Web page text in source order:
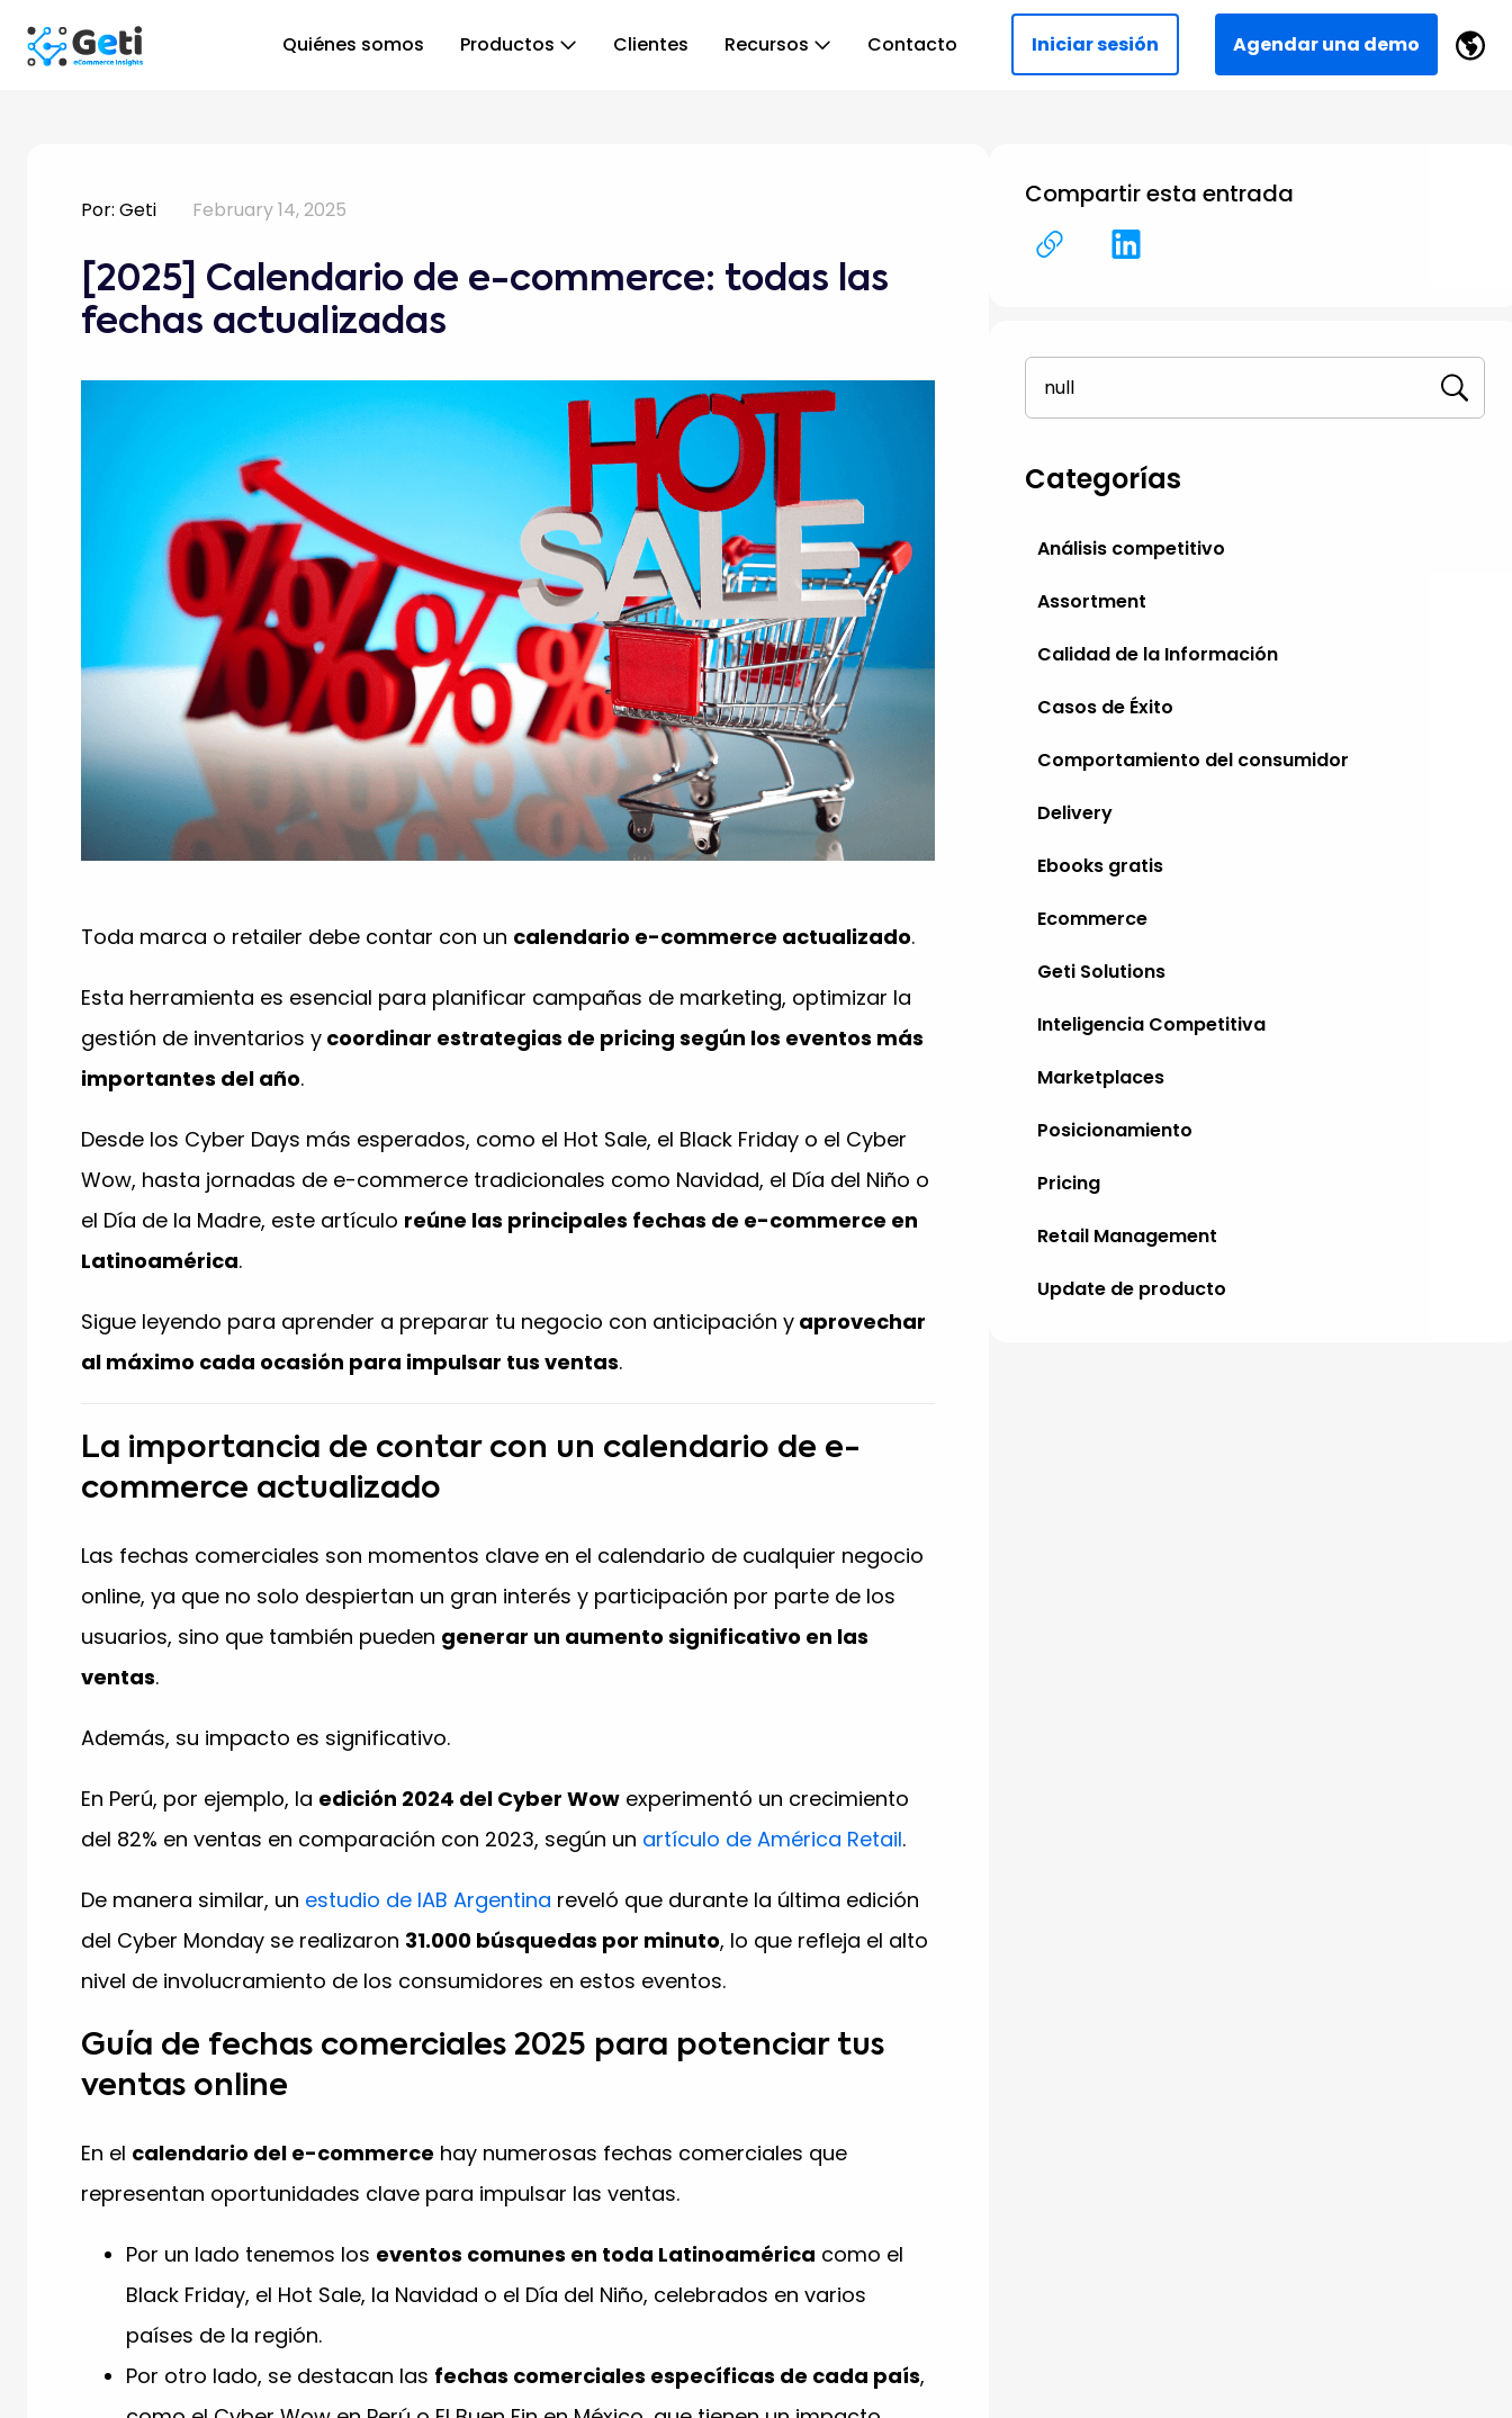
Quiénes somos Productos Clientes Recursos Contacto Iniciar sesión Agendar una demo
Por: Geti February 14, 2025
[2025] Calendario de e-commerce: todas las
fechas actualizadas
Toda marca o retailer debe contar con un calendario e-commerce actualizado.
Esta herramienta es esencial para planificar campañas de marketing, optimizar la
gestión de inventarios y coordinar estrategias de pricing según los eventos más
importantes del año.
Desde los Cyber Days más esperados, como el Hot Sale, el Black Friday o el Cyber
Wow, hasta jornadas de e-commerce tradicionales como Navidad, el Día del Niño o
el Día de la Madre, este artículo reúne las principales fechas de e-commerce en
Latinoamérica.
Sigue leyendo para aprender a preparar tu negocio con anticipación y aprovechar
al máximo cada ocasión para impulsar tus ventas.
La importancia de contar con un calendario de e-
commerce actualizado
Las fechas comerciales son momentos clave en el calendario de cualquier negocio
online, ya que no solo despiertan un gran interés y participación por parte de los
usuarios, sino que también pueden generar un aumento significativo en las
ventas.
Además, su impacto es significativo.
En Perú, por ejemplo, la edición 2024 del Cyber Wow experimentó un crecimiento
del 82% en ventas en comparación con 2023, según un artículo de América Retail.
De manera similar, un estudio de IAB Argentina reveló que durante la última edición
del Cyber Monday se realizaron 31.000 búsquedas por minuto, lo que refleja el alto
nivel de involucramiento de los consumidores en estos eventos.
Guía de fechas comerciales 2025 para potenciar tus
ventas online
En el calendario del e-commerce hay numerosas fechas comerciales que
representan oportunidades clave para impulsar las ventas.
Por un lado tenemos los eventos comunes en toda Latinoamérica como el
Black Friday, el Hot Sale, la Navidad o el Día del Niño, celebrados en varios
países de la región.
Por otro lado, se destacan las fechas comerciales específicas de cada país,
Compartir esta entrada
Categorías
Análisis competitivo
Assortment
Calidad de la Información
Casos de Éxito
Comportamiento del consumidor
Delivery
Ebooks gratis
Ecommerce
Geti Solutions
Inteligencia Competitiva
Marketplaces
Posicionamiento
Pricing
Retail Management
Update de producto